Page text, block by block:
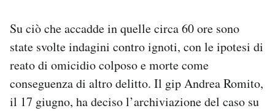
Su ciò che accadde in quelle circa 60 ore sono
state svolte indagini contro ignoti, con le ipotesi di
reato di omicidio colposo e morte come
conseguenza di altro delitto. Il gip Andrea Romito,
il 17 giugno, ha deciso l’archiviazione del caso su